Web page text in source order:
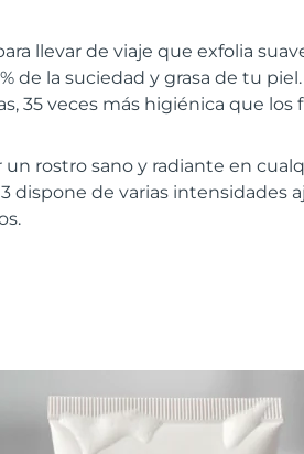
llevar de viaje que exfolia
de la suciedad y grasa de tu piel.
35 veces más higiénica que los
rostro sano y radiante en
dispone de varias intensidades